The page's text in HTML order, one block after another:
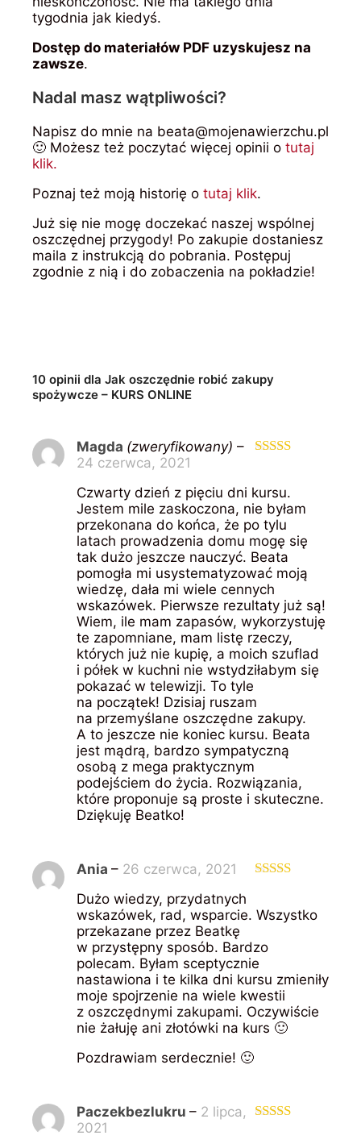
tygodnia jak kiedyś.
Dostęp do materiałów PDF uzyskujesz na
zawsze.
Nadal masz wątpliwości?
Napisz do mnie na beata@mojenawierzchu.pl
🙂 Możesz też poczytać więcej opinii o tutaj
klik.
Poznaj też moją historię o tutaj klik.
Już się nie mogę doczekać naszej wspólnej
oszczędnej przygody! Po zakupie dostaniesz
maila z instrukcją do pobrania. Postępuj
zgodnie z nią i do zobaczenia na pokładzie!
10 opinii dla Jak oszczędnie robić zakupy
spożywcze – KURS ONLINE
Magda (zweryfikowany) –
24 czerwca, 2021
Czwarty dzień z pięciu dni kursu.
Jestem mile zaskoczona, nie byłam
przekonana do końca, że po tylu
latach prowadzenia domu mogę się
tak dużo jeszcze nauczyć. Beata
pomogła mi usystematyzować moją
wiedzę, dała mi wiele cennych
wskazówek. Pierwsze rezultaty już są!
Wiem, ile mam zapasów, wykorzystuję
te zapomniane, mam listę rzeczy,
których już nie kupię, a moich szuflad
i półek w kuchni nie wstydziłabym się
pokazać w telewizji. To tyle
na początek! Dzisiaj ruszam
na przemyślane oszczędne zakupy.
A to jeszcze nie koniec kursu. Beata
jest mądrą, bardzo sympatyczną
osobą z mega praktycznym
podejściem do życia. Rozwiązania,
które proponuje są proste i skuteczne.
Dziękuję Beatko!
Ania – 26 czerwca, 2021
Dużo wiedzy, przydatnych
wskazówek, rad, wsparcie. Wszystko
przekazane przez Beatkę
w przystępny sposób. Bardzo
polecam. Byłam sceptycznie
nastawiona i te kilka dni kursu zmieniły
moje spojrzenie na wiele kwestii
z oszczędnymi zakupami. Oczywiście
nie żałuję ani złotówki na kurs 🙂
Pozdrawiam serdecznie! 🙂
Paczekbezlukru – 2 lipca,
2021